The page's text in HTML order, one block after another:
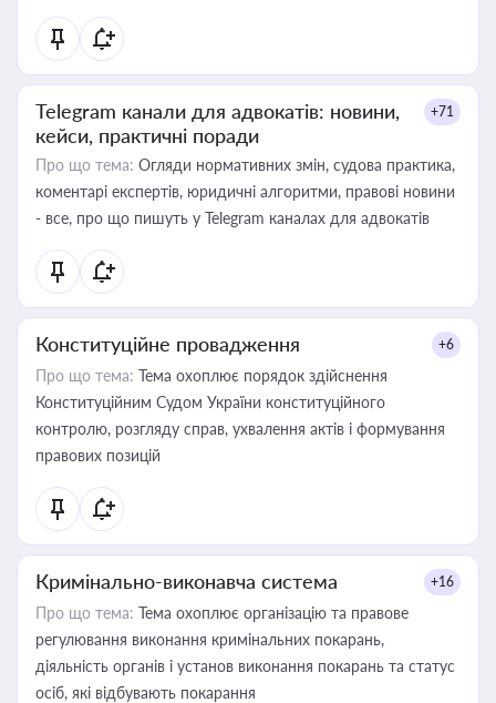
Telegram канали для адвокатів: новини,
кейси, практичні поради
+71
Про що тема: Огляди нормативних змін, судова практика,
коментарі експертів, юридичні алгоритми, правові новини
- все, про що пишуть у Telegram каналах для адвокатів
Конституційне провадження +6
Про що тема: Тема охоплює порядок здійснення
Конституційним Судом України конституційного
контролю, розгляду справ, ухвалення актів і формування
правових позицій
Кримінально-виконавча система +16
Про що тема: Тема охоплює організацію та правове
регулювання виконання кримінальних покарань,
діяльність органів і установ виконання покарань та статус
осіб, які відбувають покарання